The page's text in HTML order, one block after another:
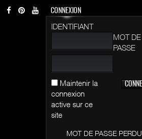
CONNEXION
IDENTIFIANT
MOT DE
PASSE
Maintenir la
connexion
active sur ce
site
MOT DE PASSE PERDU